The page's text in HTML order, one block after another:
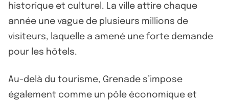
historique et culturel. La ville attire chaque
année une vague de plusieurs millions de
visiteurs, laquelle a amené une forte demande
pour les hôtels.
Au-delà du tourisme, Grenade s’impose
également comme un pôle économique et